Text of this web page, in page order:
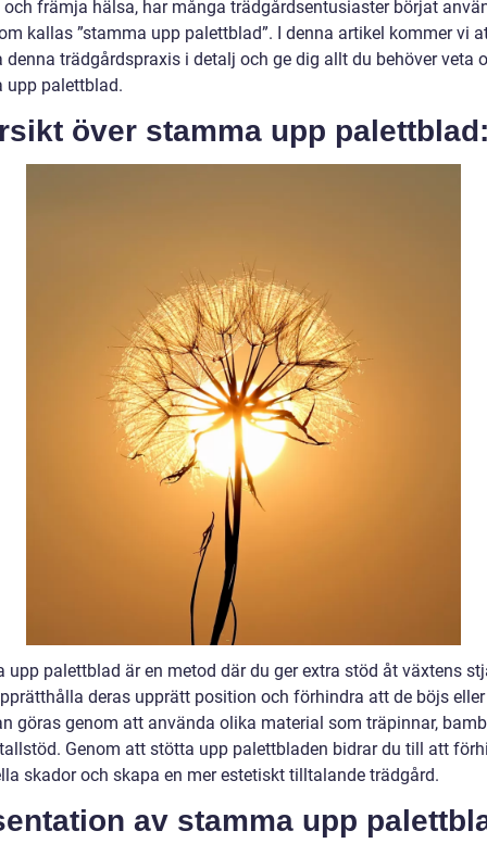
och främja hälsa, har många trädgårdsentusiaster börjat
kallas ”stamma upp palettblad”. I denna artikel kommer vi
denna trädgårdspraxis i detalj och ge dig allt du behöver veta
upp palettblad.
över stamma upp
upp palettblad är en metod där du ger extra stöd åt växtens
deras upprätt position och förhindra att de böjs
göras genom att använda olika material som träpinnar,
Genom att stötta upp palettbladen bidrar du till att
skador och skapa en mer estetiskt tilltalande trädgård.
av stamma upp